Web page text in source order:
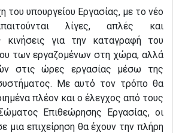
του υπουργείου Εργασίας, με το νέο
λίγες, απλές και
κινήσεις για την καταγραφή του
των εργαζομένων στη χώρα, αλλά
στις ώρες εργασίας μέσω της
Με αυτό τον τρόπο θα
πλέον και ο έλεγχος από τους
Επιθεώρησης Εργασίας, οι
μια επιχείρηση θα έχουν την πλήρη